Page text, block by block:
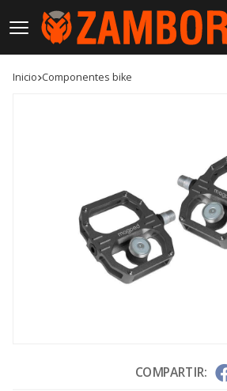
Inicio componentes bike
COMPARTIR: